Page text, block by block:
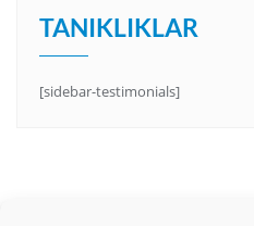
TANIKLIKLAR
[sidebar-testimonials]